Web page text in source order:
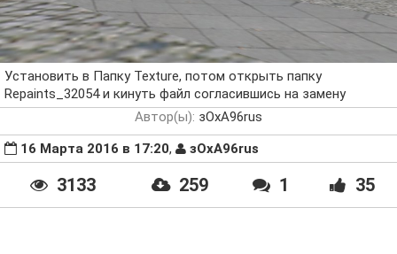
Установить в Папку Texture, потом открыть папку
Repaints_32054 и кинуть файл согласившись на замену
Автор(ы): зОхА96rus
16 Марта 2016 в 17:20, зОхА96rus
3133 259 1 35